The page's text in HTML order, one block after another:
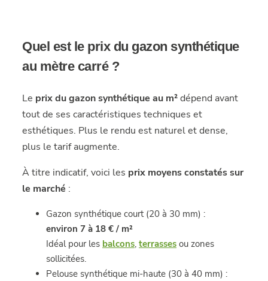
Quel est le prix du gazon synthétique
au mètre carré ?
Le prix du gazon synthétique au m²dépend avant
tout de ses caractéristiques techniques et
esthétiques. Plus le rendu est naturel et dense,
plus le tarif augmente.
À titre indicatif, voici les prix moyens constatés sur
le marché :
Gazon synthétique court (20 à 30 mm) :
environ 7 à 18 € / m²
Idéal pour les balcons,terrasses ou zones
sollicitées.
Pelouse synthétique mi-haute (30 à 40 mm) :